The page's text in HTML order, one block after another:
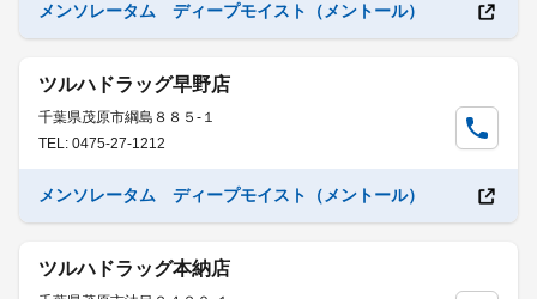
メンソレータム ディープモイスト（メントール）
ツルハドラッグ早野店
千葉県茂原市綱島８８５-１
TEL: 0475-27-1212
メンソレータム ディープモイスト（メントール）
ツルハドラッグ本納店